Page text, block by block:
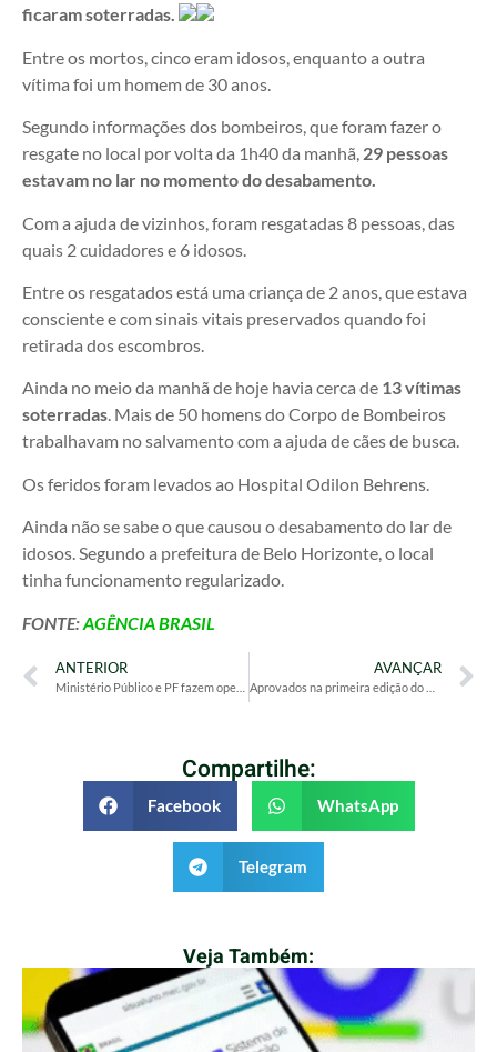
ficaram soterradas.
Entre os mortos, cinco eram idosos, enquanto a outra
vítima foi um homem de 30 anos.
Segundo informações dos bombeiros, que foram fazer o
resgate no local por volta da 1h40 da manhã, 29 pessoas
estavam no lar no momento do desabamento.
Com a ajuda de vizinhos, foram resgatadas 8 pessoas, das
quais 2 cuidadores e 6 idosos.
Entre os resgatados está uma criança de 2 anos, que estava
consciente e com sinais vitais preservados quando foi
retirada dos escombros.
Ainda no meio da manhã de hoje havia cerca de 13 vítimas
soterradas. Mais de 50 homens do Corpo de Bombeiros
trabalhavam no salvamento com a ajuda de cães de busca.
Os feridos foram levados ao Hospital Odilon Behrens.
Ainda não se sabe o que causou o desabamento do lar de
idosos. Segundo a prefeitura de Belo Horizonte, o local
tinha funcionamento regularizado.
FONTE:AGÊNCIA BRASIL
ANTERIOR AVANÇAR
Compartilhe:
Facebook WhatsApp
Telegram
Veja Também: